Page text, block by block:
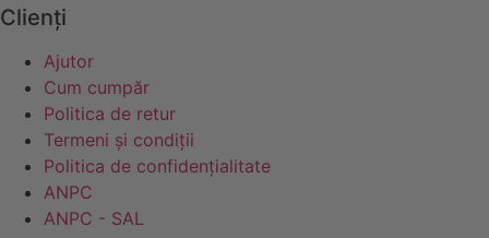
Clienți
Ajutor
Cum cumpăr
Politica de retur
Termeni și condiții
Politica de confidențialitate
ANPC
ANPC - SAL